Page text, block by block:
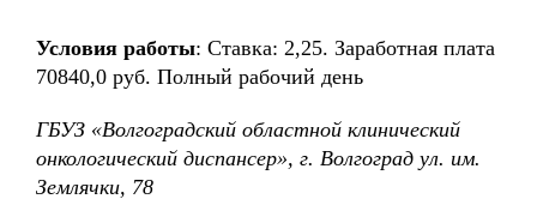
Условия работы: Ставка: 2,25. Заработная плата
70840,0 руб. Полный рабочий день
ГБУЗ «Волгоградский областной клинический
онкологический диспансер», г. Волгоград ул. им.
Землячки, 78